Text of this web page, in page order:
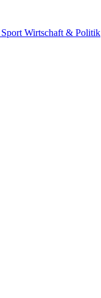
Sport Wirtschaft & Politik